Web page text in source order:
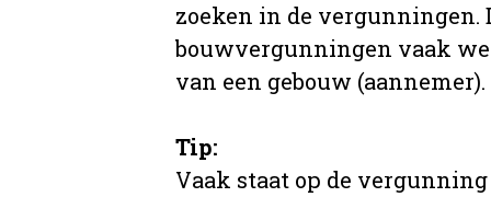
zoeken in de vergunningen.
bouwvergunningen vaak
van een gebouw (aannemer).
Tip:
Vaak staat op de